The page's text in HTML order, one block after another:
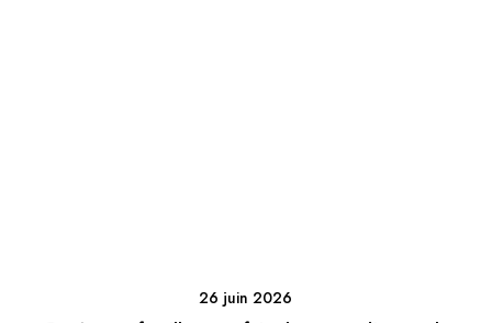
26 juin 2026